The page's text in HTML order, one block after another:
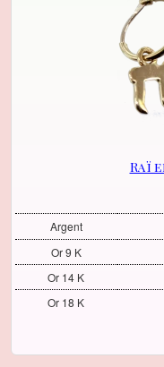
Raï
Argent
Or 9 K
Or 14 K
Or 18 K